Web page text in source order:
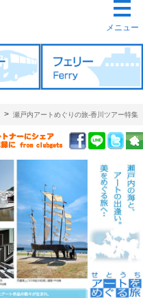
メニュー
> 瀬戸内アートめぐりの旅-香川ツアー特集